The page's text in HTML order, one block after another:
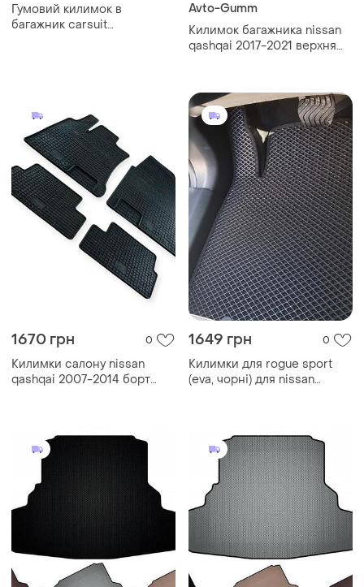
Гумовий килимок в
багажник carsuit
Avto-Gumm
Килимок багажника nissan
qashqai 2017-2021 верхня
1670 грн 0
Килимки салону nissan
qashqai 2007-2014 борт
1649 грн 0
Килимки для rogue sport
(eva, чорні) для nissan